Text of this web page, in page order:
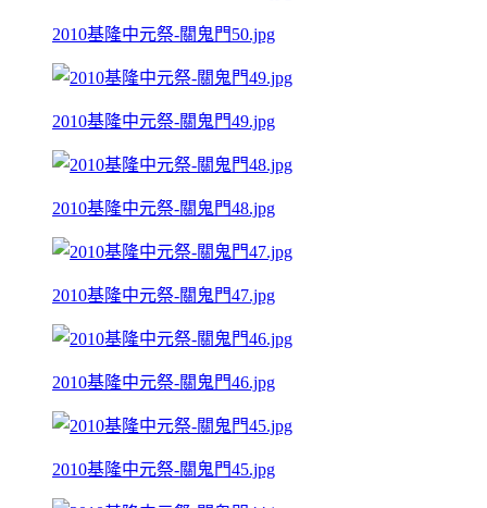
2010基隆中元祭-關鬼門50.jpg
2010基隆中元祭-關鬼門49.jpg
2010基隆中元祭-關鬼門48.jpg
2010基隆中元祭-關鬼門47.jpg
2010基隆中元祭-關鬼門46.jpg
2010基隆中元祭-關鬼門45.jpg